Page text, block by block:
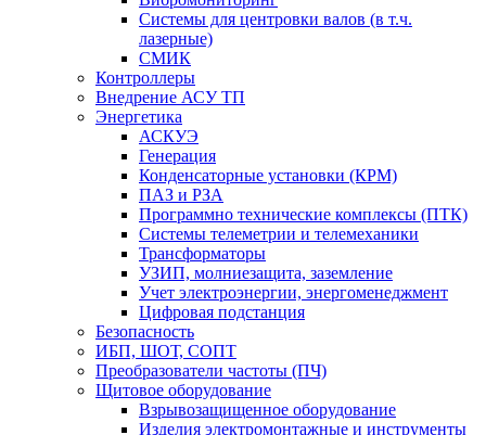
Системы для центровки валов (в т.ч.
лазерные)
СМИК
Контроллеры
Внедрение АСУ ТП
Энергетика
АСКУЭ
Генерация
Конденсаторные установки (КРМ)
ПАЗ и РЗА
Программно технические комплексы (ПТК)
Системы телеметрии и телемеханики
Трансформаторы
УЗИП, молниезащита, заземление
Учет электроэнергии, энергоменеджмент
Цифровая подстанция
Безопасность
ИБП, ШОТ, СОПТ
Преобразователи частоты (ПЧ)
Щитовое оборудование
Взрывозащищенное оборудование
Изделия электромонтажные и инструменты